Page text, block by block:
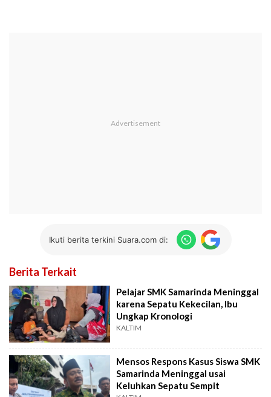
Ikuti berita terkini Suara.com di:
Berita Terkait
Pelajar SMK Samarinda Meninggal
karena Sepatu Kekecilan, Ibu
Ungkap Kronologi
KALTIM
Mensos Respons Kasus Siswa SMK
Samarinda Meninggal usai
Keluhkan Sepatu Sempit